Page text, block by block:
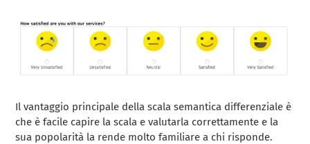
Il vantaggio principale della scala semantica differenziale è
che è facile capire la scala e valutarla correttamente e la
sua popolarità la rende molto familiare a chi risponde.